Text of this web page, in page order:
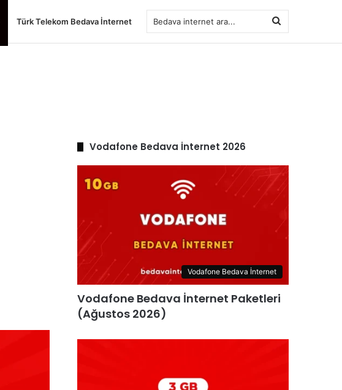
Türk Telekom Bedava İnternet Bedava
Vodafone Bedava İnternet 2026
Vodafone Bedava İnternet
Vodafone Bedava İnternet Paketleri
(Ağustos 2026)